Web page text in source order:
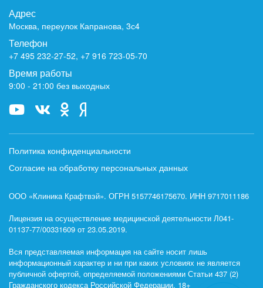
Адрес
Москва, переулок Капранова, 3с4
Телефон
+7 495 232-27-52, +7 916 723-05-70
Время работы
9:00 - 21:00 без выходных
Политика конфиденциальности
Согласие на обработку персональных данных
ООО «Клиника Крафтвэй». ОГРН 5157746175670. ИНН 9717011186
Лицензия на осуществление медицинской деятельности Л041-
01137-77/00331609 от 23.05.2019.
Вся представляемая информация на сайте носит лишь
информационный характер и ни при каких условиях не является
публичной офертой, определяемой положениями Статьи 437 (2)
Гражданского кодекса Российской Федерации. 18+